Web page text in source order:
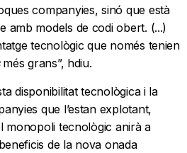
companyies, sinó que està
amb models de codi obert. (...)
tecnològic que només tenien
més grans”, hdiu.
disponibilitat tecnològica i la
que l’estan explotant,
monopoli tecnològic anirà a
de la nova onada